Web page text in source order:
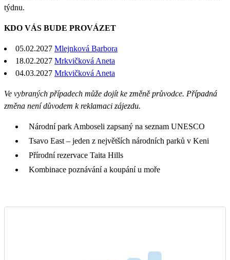
týdnu.
KDO VÁS BUDE PROVÁZET
05.02.2027 Mlejnková Barbora
18.02.2027 Mrkvičková Aneta
04.03.2027 Mrkvičková Aneta
Ve vybraných případech může dojít ke změně průvodce. Případná
změna není důvodem k reklamaci zájezdu.
Národní park Amboseli zapsaný na seznam UNESCO
Tsavo East – jeden z největších národních parků v Keni
Přírodní rezervace Taita Hills
Kombinace poznávání a koupání u moře